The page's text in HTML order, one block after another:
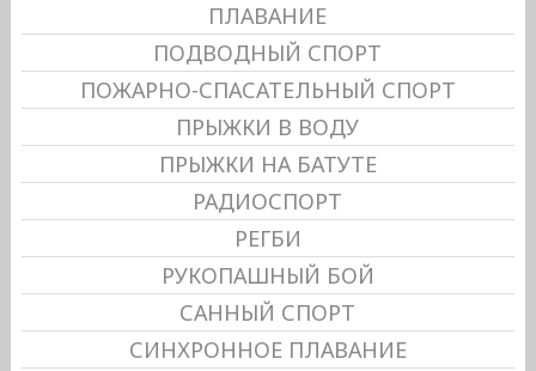
ПЛАВАНИЕ
ПОДВОДНЫЙ СПОРТ
ПОЖАРНО-СПАСАТЕЛЬНЫЙ СПОРТ
ПРЫЖКИ В ВОДУ
ПРЫЖКИ НА БАТУТЕ
РАДИОСПОРТ
РЕГБИ
РУКОПАШНЫЙ БОЙ
САННЫЙ СПОРТ
СИНХРОННОЕ ПЛАВАНИЕ